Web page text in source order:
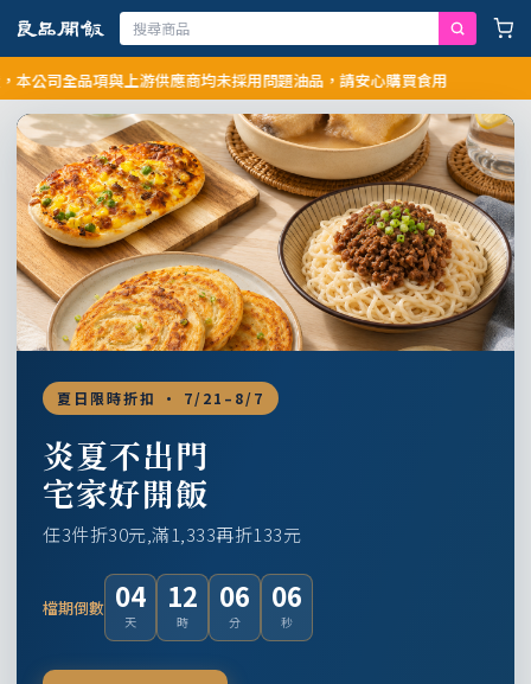
全品項與上游供應商均未採用問題油品，請安心購買食用
夏日限時折扣 · 7/21–8/7
炎夏不出門
宅家好開飯
任3件折30元,滿1,333再折133元
檔期倒數 04
天
12
時
06
分
05
秒